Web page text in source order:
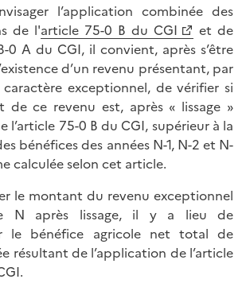
l’application combinée des
de l'article 75-0 B du CGI
et de
0 A du CGI, il convient, après s’être
d’un revenu présentant, par
exceptionnel, de vérifier si
de ce revenu est, après « lissage »
l’article 75-0 B du CGI, supérieur à la
bénéfices des années N-1, N-2 et N-
calculée selon cet article.
le montant du revenu exceptionnel
N après lissage, il y a lieu de
le bénéfice agricole net total de
résultant de l’application de l’article